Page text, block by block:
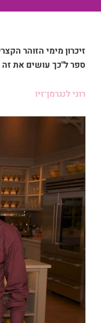
ספר ל"כך עושים את
רוני לנגרמן־זיו